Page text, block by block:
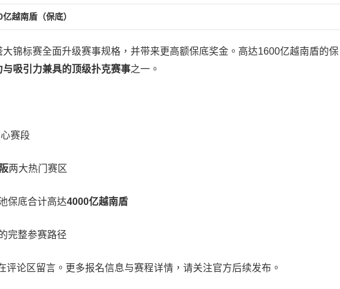
越南盾（保底）
锦标赛全面升级赛事规格，并带来更高额保底奖金。高达1600亿越南盾的保
与吸引力兼具的顶级扑克赛事之一。
赛段
两大热门赛区
保底合计高达4000亿越南盾
完整参赛路径
评论区留言。更多报名信息与赛程详情，请关注官方后续发布。